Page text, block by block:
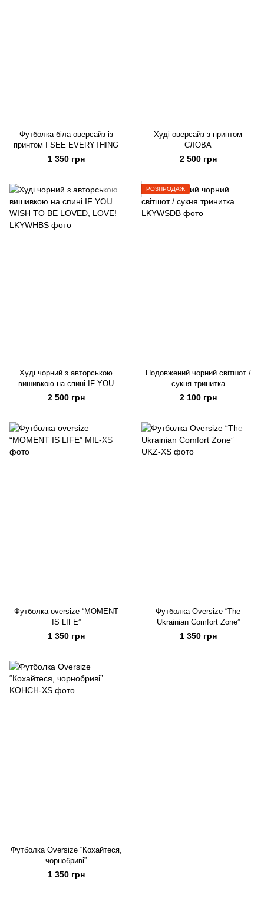
Футболка біла оверсайз із
принтом I SEE EVERYTHING
1 350 грн
Худі оверсайз з принтом
СЛОВА
2 500 грн
Худі чорний з авторською
вишивкою на спині IF YOU
WISH TO BE LOVED, LOVE!
2 500 грн
РОЗПРОДАЖ
Подовжений чорний світшот /
сукня тринитка
2 100 грн
Футболка oversize “MOMENT
IS LIFE”
1 350 грн
Футболка Oversize “The
Ukrainian Comfort Zone”
1 350 грн
Футболка Oversize “Кохайтеся,
чорнобриві”
1 350 грн